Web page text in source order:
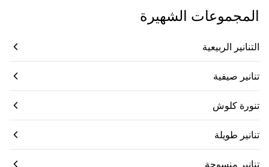
المجموعات الشهيرة
التنانير الربيعية
تنانير صيفية
تنورة كلوش
تنانير طويلة
تنانير منسوجة